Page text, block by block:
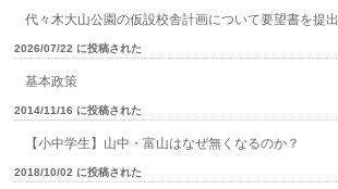
代々木大山公園の仮設校舎計画について要望書を提出
2026/07/22 に投稿された
基本政策
2014/11/16 に投稿された
【小中学生】山中・富山はなぜ無くなるのか？
2018/10/02 に投稿された